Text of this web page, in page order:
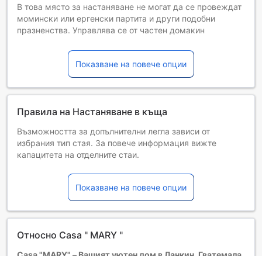
В това място за настаняване не могат да се провеждат
момински или ергенски партита и други подобни
празненства. Управлява се от частен домакин
Показване на повече опции
Правила на Настаняване в къща
Възможността за допълнителни легла зависи от
избрания тип стая. За повече информация вижте
капацитета на отделните стаи.
прилагат различни условия и допълнителни плащания.
Показване на повече опции
Относно Casa " MARY "